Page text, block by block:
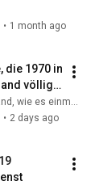
🕊️
die
• 1 month ago
die 1970 in
völlig
–
sind
Deutschland, wie es einmal war
• 2 days ago